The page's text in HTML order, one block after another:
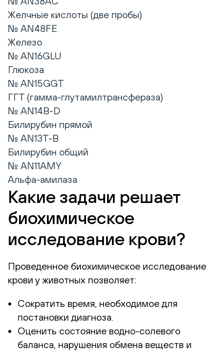
Желчные кислоты (две пробы)
№ AN48FE
Железо
№ AN16GLU
Глюкоза
№ AN15GGT
ГГТ (гамма-глутамилтрансфераза)
№ AN14B-D
Билирубин прямой
№ AN13T-B
Билирубин общий
№ AN11AMY
Альфа-амилаза
Какие задачи решает
биохимическое
исследование крови?
Проведенное биохимическое исследование
крови у животных позволяет:
Сократить время, необходимое для
постановки диагноза.
Оценить состояние водно-солевого
баланса, нарушения обмена веществ и